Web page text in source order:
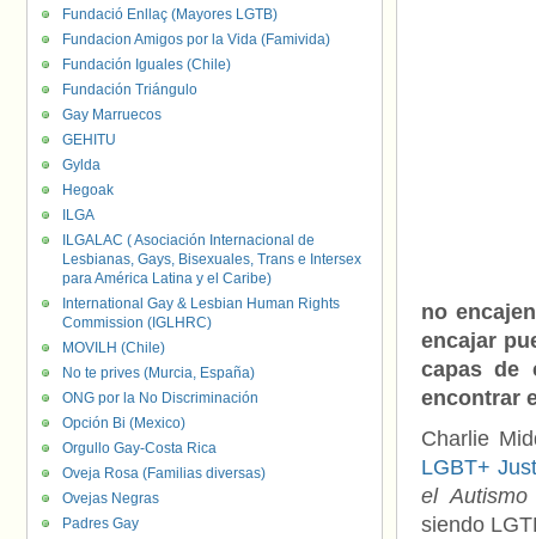
no
encajar
capas de
encontrar
Charlie
LGBT+
el Autismo
siendo
Fundació Enllaç (Mayores LGTB)
Fundacion Amigos por la Vida (Famivida)
Fundación Iguales (Chile)
Fundación Triángulo
Gay Marruecos
GEHITU
Gylda
Hegoak
ILGA
ILGALAC ( Asociación Internacional de
Lesbianas, Gays, Bisexuales, Trans e Intersex
para América Latina y el Caribe)
International Gay & Lesbian Human Rights
Commission (IGLHRC)
MOVILH (Chile)
No te prives (Murcia, España)
ONG por la No Discriminación
Opción Bi (Mexico)
Orgullo Gay-Costa Rica
Oveja Rosa (Familias diversas)
Ovejas Negras
Padres Gay